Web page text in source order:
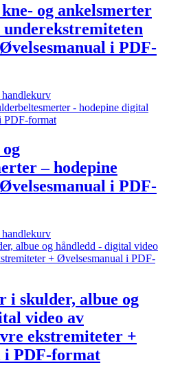
og ankelsmerter
i PDF-
– hodepine
i PDF-
i skulder, albue og
video av
ekstremiteter +
i PDF-format